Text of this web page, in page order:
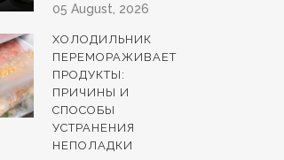
05 August, 2026
ХОЛОДИЛЬНИК
ПЕРЕМОРАЖИВАЕТ
ПРОДУКТЫ:
ПРИЧИНЫ И
СПОСОБЫ
УСТРАНЕНИЯ
НЕПОЛАДКИ